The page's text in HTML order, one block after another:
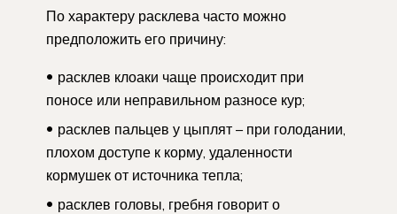
По характеру расклева часто можно
предположить его причину:
расклев клоаки чаще происходит при
поносе или неправильном разносе кур;
расклев пальцев у цыплят – при голодании,
плохом доступе к корму, удаленности
кормушек от источника тепла;
расклев головы, гребня говорит о